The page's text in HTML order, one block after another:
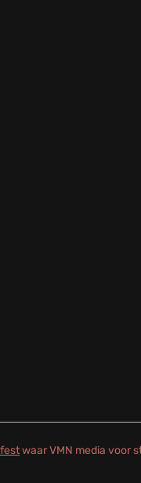
waar VMN media voor